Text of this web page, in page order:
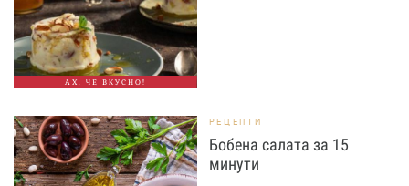
АХ, ЧЕ ВКУСНО!
РЕЦЕПТИ
Бобена салата за 15
минути